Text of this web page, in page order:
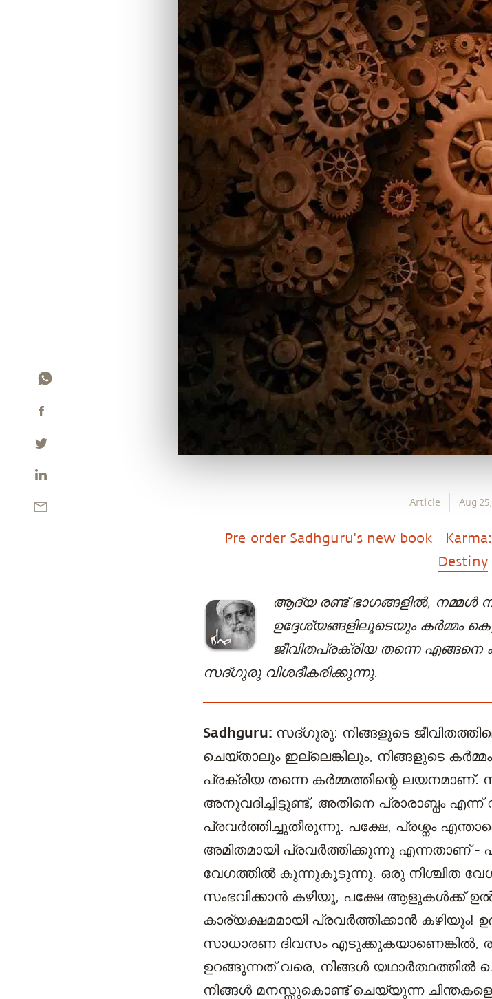
Article Aug
Pre-order Sadhguru's new book -
Destiny
ആദ്യ രണ്ട് ഭാഗങ്ങളിൽ, നമ്മൾ
ഉദ്ദേശ്യങ്ങളിലൂടെയും കർമ്മം
ജീവിതപ്രക്രിയ തന്നെ എങ്ങനെ
സദ്ഗുരു വിശദീകരിക്കുന്നു.
Sadhguru: സദ്ഗുരു: നിങ്ങളുടെ
ചെയ്താലും ഇല്ലെങ്കിലും, നിങ്ങളുടെ
പ്രക്രിയ തന്നെ കർമ്മത്തിന്റെ ലയനമാണ്.
അനുവദിച്ചിട്ടുണ്ട്, അതിനെ പ്രാരാബ്ധം എന്ന്
പ്രവർത്തിച്ചുതീരുന്നു. പക്ഷേ, പ്രശ്നം
അമിതമായി പ്രവർത്തിക്കുന്നു എന്നതാണ് -
വേഗത്തിൽ കുന്നുകൂടുന്നു. ഒരു നിശ്ചിത
സംഭവിക്കാൻ കഴിയൂ, പക്ഷേ ആളുകൾക്ക്
കാര്യക്ഷമമായി പ്രവർത്തിക്കാൻ കഴിയും!
സാധാരണ ദിവസം എടുക്കുകയാണെങ്കിൽ,
ഉറങ്ങുന്നത് വരെ, നിങ്ങൾ
നിങ്ങൾ മനസ്സുകൊണ്ട് ചെയ്യുന്ന